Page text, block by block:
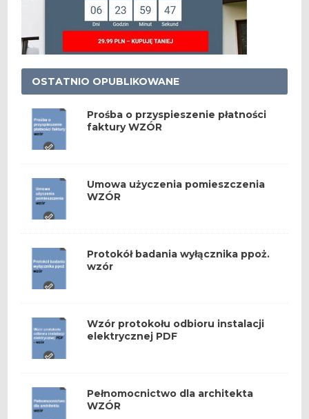
OSTATNIO OPUBLIKOWANE
Prośba o przyspieszenie płatności
faktury WZÓR
Umowa użyczenia pomieszczenia
WZÓR
Protokół badania wyłącznika ppoż.
wzór
Wzór protokołu odbioru instalacji
elektrycznej PDF
Pełnomocnictwo dla architekta
WZÓR